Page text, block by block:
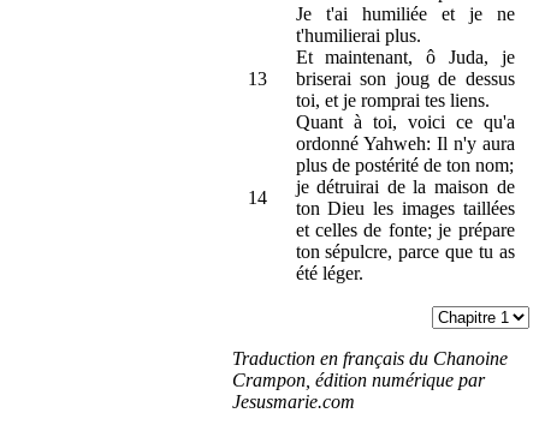
Je t'ai humiliée et je ne
t'humilierai plus.
13
Et maintenant, ô Juda, je
briserai son joug de dessus
toi, et je romprai tes liens.
14
Quant à toi, voici ce qu'a
ordonné Yahweh: Il n'y aura
plus de postérité de ton nom;
je détruirai de la maison de
ton Dieu les images taillées
et celles de fonte; je prépare
ton sépulcre, parce que tu as
été léger.
Traduction en français du Chanoine
Crampon, édition numérique par
Jesusmarie.com